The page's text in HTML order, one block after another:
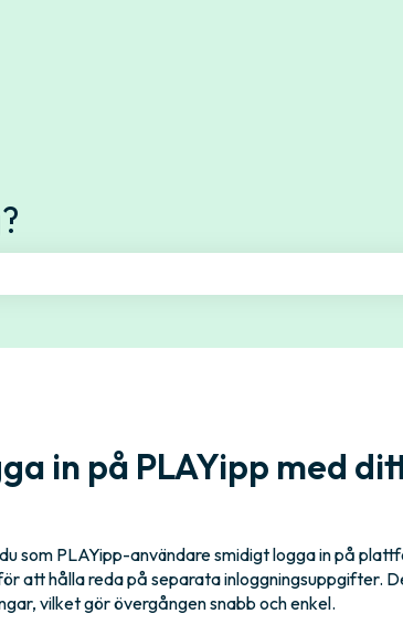
in på PLAYipp med
som PLAYipp-användare smidigt logga in på
att hålla reda på separata inloggningsuppgifter.
vilket gör övergången snabb och enkel.